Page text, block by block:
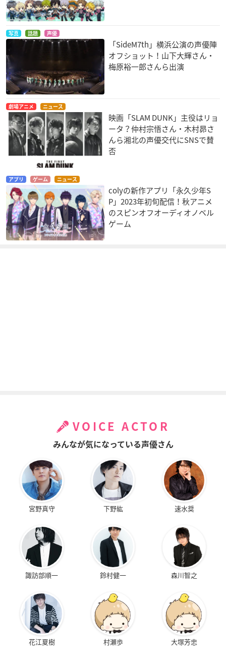
写真 話題 声優
「SideM7th」横浜公演の声優陣
オフショット！山下大輝さん・
梅原裕一郎さんら出演
劇場アニメ ニュース
映画「SLAM DUNK」主役はリョ
ータ？仲村宗悟さん・木村昴さ
んら湘北の声優交代にSNSで賛
否
アプリ ゲーム ニュース
colyの新作アプリ「永久少年S
P」2023年初旬配信！秋アニメ
のスピンオフオーディオノベル
ゲーム
VOICE ACTOR
みんなが気になっている声優さん
宮野真守 下野紘 速水奨
諏訪部順一 鈴村健一 森川智之
花江夏樹 村瀬歩 大塚芳忠